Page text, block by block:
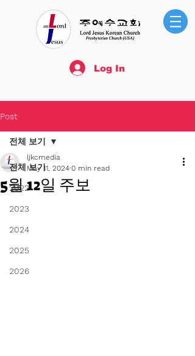
Log In
Post
전체 보기
2022
2023
2024
2025
2026
전체 보기
5월 12일 주보
ljkcmedia
May 11, 2024 0 min read